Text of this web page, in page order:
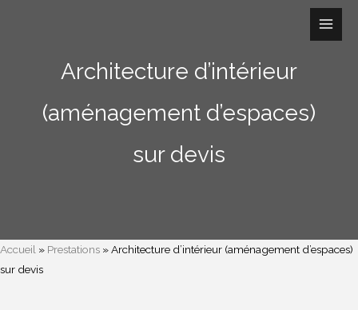
Architecture d’intérieur
(aménagement d’espaces)
sur devis
Accueil » Prestations »Architecture d’intérieur (aménagement d’espaces)
sur devis